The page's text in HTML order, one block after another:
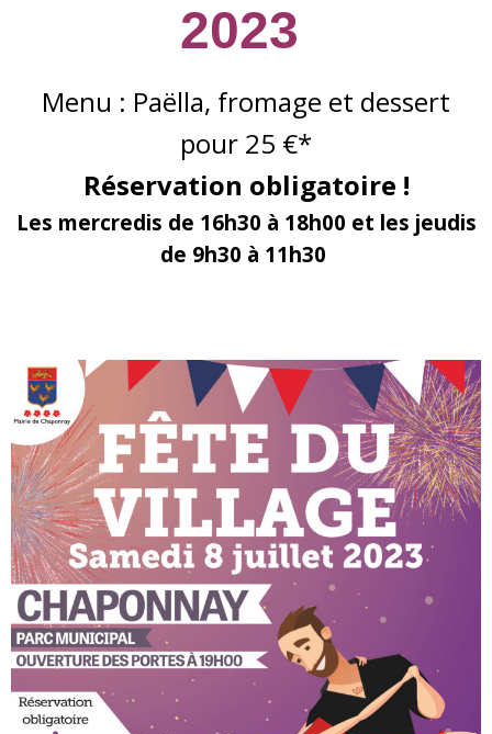
2023
Menu : Paëlla, fromage et dessert
pour 25 €*
Réservation obligatoire !
Les mercredis de 16h30 à 18h00 et les jeudis
de 9h30 à 11h30